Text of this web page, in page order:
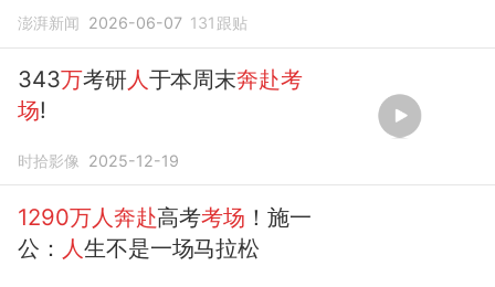
澎湃新闻 2026-06-07 131 跟贴
343万考研人于本周末奔赴考
场!
时拾影像 2025-12-19
1290万人奔赴高考考场 ！施一
公： 人生不是一场马拉松